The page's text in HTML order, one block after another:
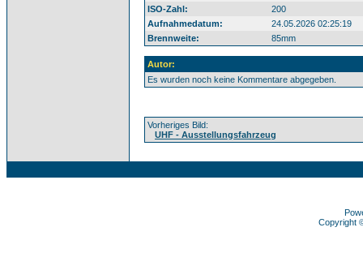
ISO-Zahl:
200
Aufnahmedatum:
24.05.2026 02:25:19
Brennweite:
85mm
Autor:
Es wurden noch keine Kommentare abgegeben.
Vorheriges Bild:
UHF - Ausstellungsfahrzeug
Copyright